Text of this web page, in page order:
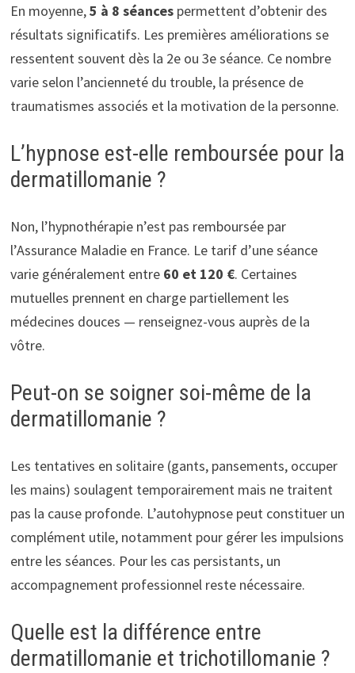
En moyenne,5 à 8 séancespermettent d’obtenir des
résultats significatifs. Les premières améliorations se
ressentent souvent dès la 2e ou 3e séance. Ce nombre
varie selon l’ancienneté du trouble, la présence de
traumatismes associés et la motivation de la personne.
L’hypnose est-elle remboursée pour la
dermatillomanie ?
Non, l’hypnothérapie n’est pas remboursée par
l’Assurance Maladie en France. Le tarif d’une séance
varie généralement entre 60 et 120 €. Certaines
mutuelles prennent en charge partiellement les
médecines douces — renseignez-vous auprès de la
vôtre.
Peut-on se soigner soi-même de la
dermatillomanie ?
Les tentatives en solitaire (gants, pansements, occuper
les mains) soulagent temporairement mais ne traitent
pas la cause profonde. L’autohypnose peut constituer un
complément utile, notamment pour gérer les impulsions
entre les séances. Pour les cas persistants, un
accompagnement professionnel reste nécessaire.
Quelle est la différence entre
dermatillomanie et trichotillomanie ?